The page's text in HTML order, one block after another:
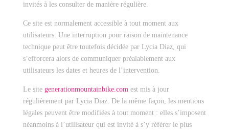
invités à les consulter de manière régulière.
Ce site est normalement accessible à tout moment aux
utilisateurs. Une interruption pour raison de maintenance
technique peut être toutefois décidée par Lycia Diaz, qui
s’efforcera alors de communiquer préalablement aux
utilisateurs les dates et heures de l’intervention.
Le site generationmountainbike.com est mis à jour
régulièrement par Lycia Diaz. De la même façon, les mentions
légales peuvent être modifiées à tout moment : elles s’imposent
néanmoins à l’utilisateur qui est invité à s’y référer le plus